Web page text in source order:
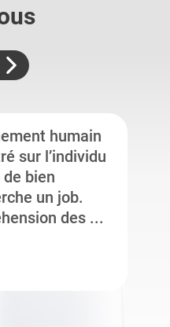
humain
sur l’individu
bien
un job.
des ...